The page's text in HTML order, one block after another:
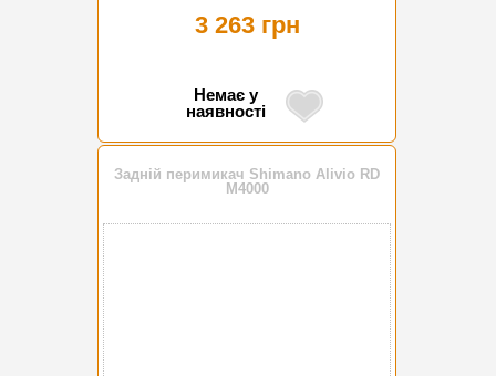
3 263 грн
Немає у
наявності
Задній перимикач Shimano Alivio RD
M4000